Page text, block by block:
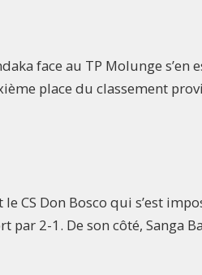
face au TP Molunge s’en
place du classement
CS Don Bosco qui s’est
par 2-1. De son côté, Sanga